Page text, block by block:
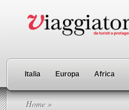
Italia Europa Africa
Home »